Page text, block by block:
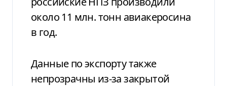
около 11 млн. тонн авиакеросина
в год.
Данные по экспорту также
непрозрачны из-за закрытой